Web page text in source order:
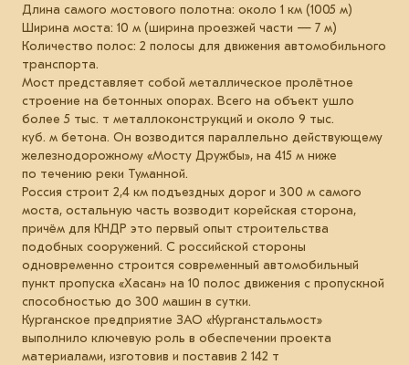
Длина самого мостового полотна: около 1 км (1005 м)
Ширина моста: 10 м (ширина проезжей части — 7 м)
Количество полос: 2 полосы для движения автомобильного
транспорта.
Мост представляет собой металлическое пролётное
строение на бетонных опорах. Всего на объект ушло
более 5 тыс. т металлоконструкций и около 9 тыс.
куб. м бетона. Он возводится параллельно действующему
железнодорожному «Мосту Дружбы», на 415 м ниже
по течению реки Туманной.
Россия строит 2,4 км подъездных дорог и 300 м самого
моста, остальную часть возводит корейская сторона,
причём для КНДР это первый опыт строительства
подобных сооружений. С российской стороны
одновременно строится современный автомобильный
пункт пропуска «Хасан» на 10 полос движения с пропускной
способностью до 300 машин в сутки.
Курганское предприятие ЗАО «Курганстальмост»
выполнило ключевую роль в обеспечении проекта
материалами, изготовив и поставив 2 142 т